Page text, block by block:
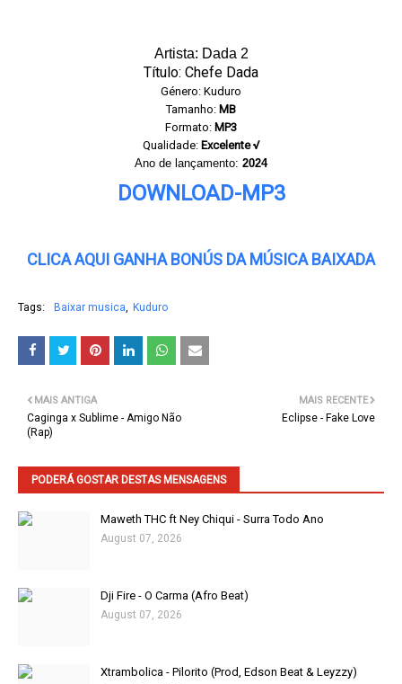
Artista: Dada 2
Título: Chefe Dada
Género: Kuduro
Tamanho: MB
Formato: MP3
Qualidade: Excelente √
Ano de lançamento: 2024
DOWNLOAD-MP3
CLICA AQUI GANHA BONÚS DA MÚSICA BAIXADA
Tags: Baixar musica Kuduro
MAIS RECENTE
Eclipse - Fake Love
MAIS ANTIGA
Caginga x Sublime - Amigo Não
(Rap)
PODERÁ GOSTAR DESTAS MENSAGENS
Maweth THC ft Ney Chiqui - Surra Todo Ano
August 07, 2026
Dji Fire - O Carma (Afro Beat)
August 07, 2026
Xtrambolica - Pilorito (Prod, Edson Beat & Leyzzy)